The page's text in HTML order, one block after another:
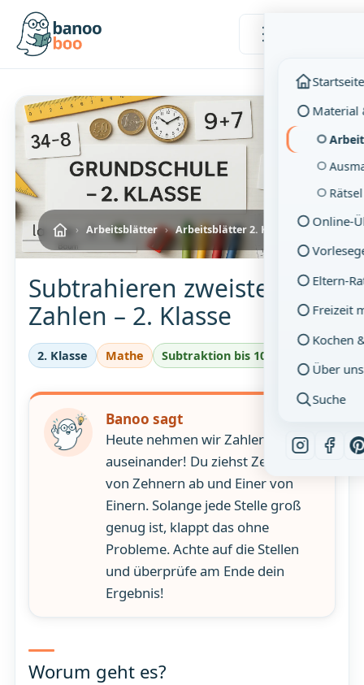
Startseite
Material
Online-
Eltern-
Freizeit
Kochen
Über uns
Suche
› Arbeitsblätter › Arbeitsblätter 2. Klasse
Subtrahieren zweistelliger
Zahlen – 2. Klasse
2. Klasse Mathe Subtraktion bis 100
Banoo sagt
Heute nehmen wir Zahlen
auseinander! Du ziehst Zehner
von Zehnern ab und Einer von
Einern. Solange jede Stelle groß
genug ist, klappt das ohne
Probleme. Achte auf die Stellen
und überprüfe am Ende dein
Ergebnis!
Worum geht es?